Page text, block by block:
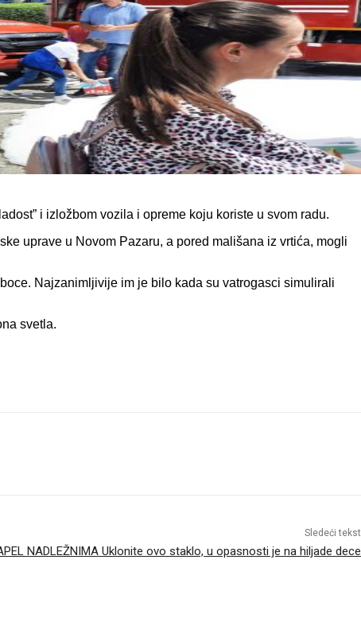
i izložbom vozila i opreme koju koriste u svom radu.
uprave u Novom Pazaru, a pored mališana iz vrtića, mogli
Najzanimljivije im je bilo kada su vatrogasci simulirali
svetla.
Sledeći tekst
NADLEŽNIMA Uklonite ovo staklo, u opasnosti je na hiljade dece